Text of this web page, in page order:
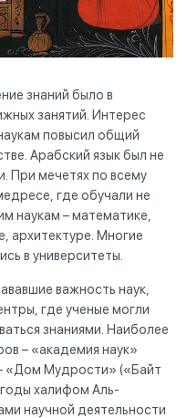
знаний было в
занятий. Интерес
повысил общий
Арабский язык был не
При мечетях по всему
где обучали не
наукам – математике,
архитектуре. Многие
в университеты.
важность наук,
где ученые могли
знаниями. Наиболее
– «академия наук»
«Дом Мудрости» («Байт
халифом Аль-
научной деятельности